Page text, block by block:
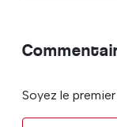
Soyez le